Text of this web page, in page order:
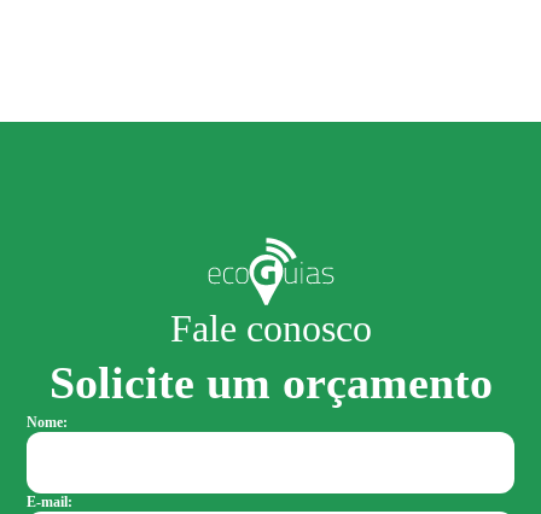
Fale conosco
Solicite um orçamento
Nome:
E-mail: